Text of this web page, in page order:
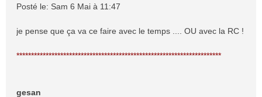
Posté le: Sam 6 Mai à 11:47
je pense que ça va ce faire avec le temps .... OU avec la RC !
**********************************************************************
gesan